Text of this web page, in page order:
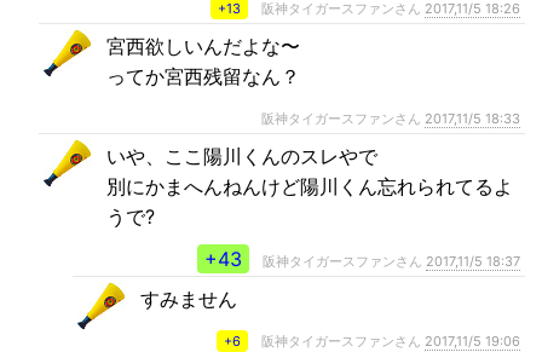
+13 阪神タイガースファンさん 2017,11/5 18:26
宮西欲しいんだよな〜
ってか宮西残留なん？
阪神タイガースファンさん 2017,11/5 18:33
いや、ここ陽川くんのスレやで
別にかまへんねんけど陽川くん忘れられてるよ
うで?
+43
阪神タイガースファンさん 2017,11/5 18:37
すみません
+6 阪神タイガースファンさん 2017,11/5 19:06